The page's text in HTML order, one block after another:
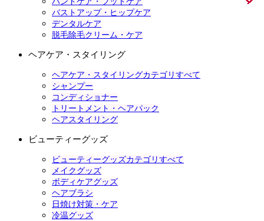
バストアップ・ヒップケア
デンタルケア
脱毛除毛クリーム・ケア
ヘアケア・スタイリング
ヘアケア・スタイリングカテゴリすべて
シャンプー
コンディショナー
トリートメント・ヘアパック
ヘアスタイリング
ビューティーグッズ
ビューティーグッズカテゴリすべて
メイクグッズ
ボディケアグッズ
ヘアブラシ
日焼け対策・ケア
冷温グッズ